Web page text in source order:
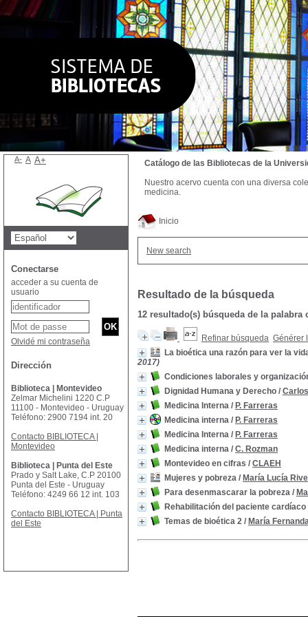
Inicio
New search
Resultado de la búsqueda
12 resultado(s) búsqueda de la palabra
Refinar búsqueda Générer
La bioética una razón para ver la
2017)
Condiciones laborales y
Dignidad Humana y Derecho /
Medicina Interna / P. Farreras
Medicina interna / P. Farreras
Medicina Interna / P. Farreras
Medicina interna / C. Rozman
Montevideo en cifras / CLAEH
Mujeres y pobreza / María Lucía
Para desenmascarar la pobreza /
Rehabilitación del paciente cardíaco
Temas de bioética 2 / María
Catálogo de las Bibliotecas de la
Nuestro acervo cuenta con una diversa
medicina.
A- A A+
Conectarse
acceder a su cuenta de
usuario
Olvidé mi contraseña
Dirección
Biblioteca | Montevideo
Zelmar Michelini 1220 C.P
11100 - Montevideo - Uruguay
Teléfono: 2900 7194 int. 20
Contacto BIBLIOTECA |
Montevideo
Biblioteca | Punta del Este
Prado y Salt Lake, C.P 20100
Punta del Este - Uruguay
Teléfono: 4249 66 12 int. 103
Contacto BIBLIOTECA | Punta
del Este